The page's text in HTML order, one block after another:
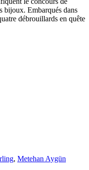
bijoux. Embarqués dans
débrouillards en quête
, Metehan Aygün